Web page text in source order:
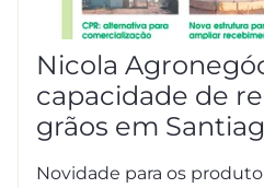
Nicola
capacidade de
grãos em
Novidade para os